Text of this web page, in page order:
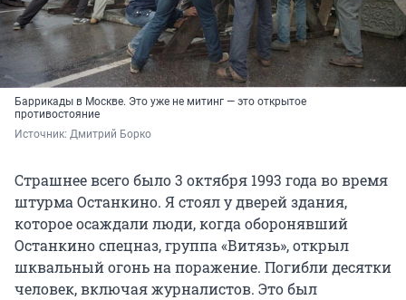
Баррикады в Москве. Это уже не митинг — это открытое
противостояние
Источник: Дмитрий Борко
Страшнее всего было 3 октября 1993 года во время
штурма Останкино. Я стоял у дверей здания,
которое осаждали люди, когда оборонявший
Останкино спецназ, группа «Витязь», открыл
шквальный огонь на поражение. Погибли десятки
человек, включая журналистов. Это был